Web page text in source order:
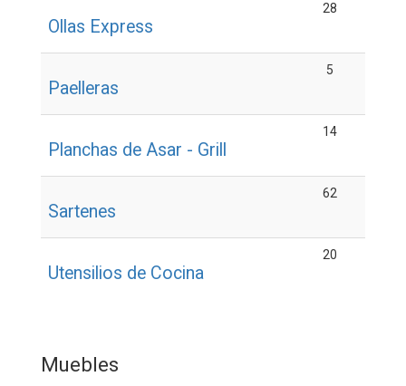
Ollas Express
28
Paelleras
5
Planchas de Asar - Grill
14
Sartenes
62
Utensilios de Cocina
20
Muebles